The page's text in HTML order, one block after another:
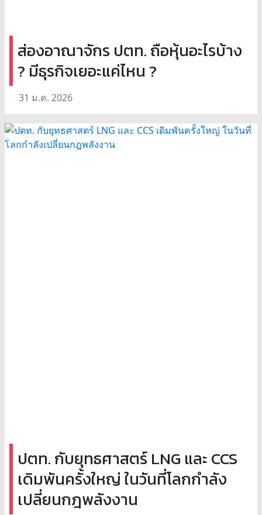
ส่องอาณาจักร ปตท. ถือหุ้นอะไรบ้าง
? มีธุรกิจเยอะแค่ไหน ?
31 ม.ค. 2026
ปตท. กับยุทธศาสตร์ LNG และ CCS
เดิมพันครั้งใหญ่ ในวันที่โลกกำลัง
เปลี่ยนกฎพลังงาน